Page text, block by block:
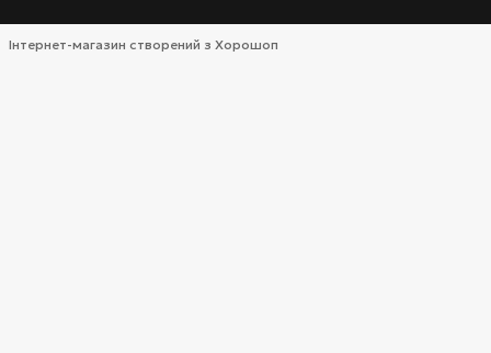
Інтернет-магазин створений з Хорошоп